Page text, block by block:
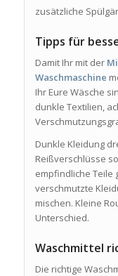
zusätzliche
Tipps für
Damit Ihr mit der
Waschmaschine
Ihr Eure Wäsche
dunkle Textilien,
Dunkle Kleidung
Reißverschlüsse
empfindliche Teile
verschmutzte
mischen. Kleine
Unterschied.
Waschmittel
Die richtige